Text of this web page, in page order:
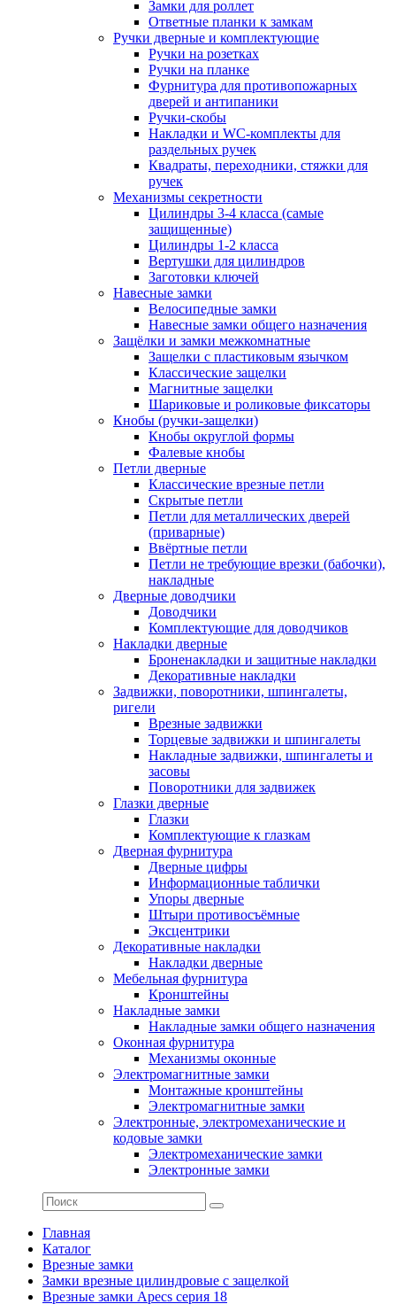
Замки для роллет
Ответные планки к замкам
Ручки дверные и комплектующие
Ручки на розетках
Ручки на планке
Фурнитура для противопожарных
дверей и антипаники
Ручки-скобы
Накладки и WC-комплекты для
раздельных ручек
Квадраты, переходники, стяжки для
ручек
Механизмы секретности
Цилиндры 3-4 класса (самые
защищенные)
Цилиндры 1-2 класса
Вертушки для цилиндров
Заготовки ключей
Навесные замки
Велосипедные замки
Навесные замки общего назначения
Защёлки и замки межкомнатные
Защелки с пластиковым язычком
Классические защелки
Магнитные защелки
Шариковые и роликовые фиксаторы
Кнобы (ручки-защелки)
Кнобы округлой формы
Фалевые кнобы
Петли дверные
Классические врезные петли
Скрытые петли
Петли для металлических дверей
(приварные)
Ввёртные петли
Петли не требующие врезки (бабочки),
накладные
Дверные доводчики
Доводчики
Комплектующие для доводчиков
Накладки дверные
Броненакладки и защитные накладки
Декоративные накладки
Задвижки, поворотники, шпингалеты,
ригели
Врезные задвижки
Торцевые задвижки и шпингалеты
Накладные задвижки, шпингалеты и
засовы
Поворотники для задвижек
Глазки дверные
Глазки
Комплектующие к глазкам
Дверная фурнитура
Дверные цифры
Информационные таблички
Упоры дверные
Штыри противосъёмные
Эксцентрики
Декоративные накладки
Накладки дверные
Мебельная фурнитура
Кронштейны
Накладные замки
Накладные замки общего назначения
Оконная фурнитура
Механизмы оконные
Электромагнитные замки
Монтажные кронштейны
Электромагнитные замки
Электронные, электромеханические и
кодовые замки
Электромеханические замки
Электронные замки
Главная
Каталог
Врезные замки
Замки врезные цилиндровые с защелкой
Врезные замки Apecs серия 18